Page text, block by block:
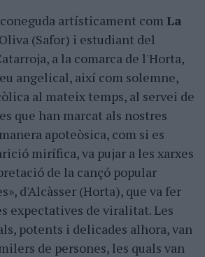
artísticament com La
(Safor) i estudiant del
a la comarca de l'Horta,
angelical, així com solemne,
al mateix temps, al servei de
que han marcat als nostres
apoteòsica, com si es
mirífica, va pujar a les xarxes
de la cançó popular
d'Alcàsser (Horta), que va fer
expectatives de viralitat. Les
potents i delicades alhora, van
de persones, les quals van